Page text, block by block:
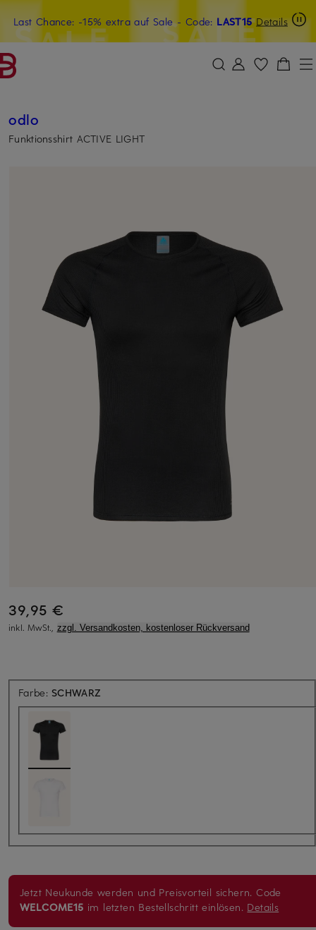
ZUM HAUPTINHALT ÜBERSPRINGEN ZUM SUCHFELD ÜBERSPRINGEN
Last Chance: -15% extra auf Sale- Code: LAST15 Details
15€-Willkommensgutschein mit Beyond sichern
odlo
Funktionsshirt ACTIVE LIGHT
39,95 €
inkl. MwSt., zzgl. Versandkosten, kostenloser Rückversand
Farbe: SCHWARZ
Jetzt Neukunde werden und Preisvorteil sichern. Code
WELCOME15 im letzten Bestellschritt einlösen. Details